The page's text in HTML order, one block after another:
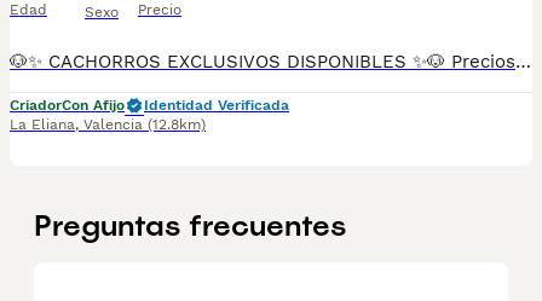
Edad Sexo Precio
🐶✨ CACHORROS EXCLUSIVOS DISPONIBLES ✨🐶 Preciosos cachorros criados en ambiente familiar, rodeados de amor y cuidados desde el primer día ❤️ Totalmente socializados, cariñosos y acostumbrados al contacto con personas. 📦 Se entregan con todas las garantías: ✔️ Cartilla sanitaria ✔️ Vacunación al día 💉 ✔️ Desparasitación completa ✅ ✔️ Garantía vírica 😷 ✔️ Garantía congénita 👌 ✔️ Contrato de entrega ✍️ 📸 Síguenos en Instagram: @fincapaunais para ver fotos y vídeos reales ⚠️ Disponibilidad limitada ⚠️ Se reservan rápido. 📲 Contacto directo por WhatsApp: 671 454 202 Solo personas responsables
CriadorCon Afijo
Identidad Verificada
La Eliana, Valencia (12.8km)
Preguntas frecuentes